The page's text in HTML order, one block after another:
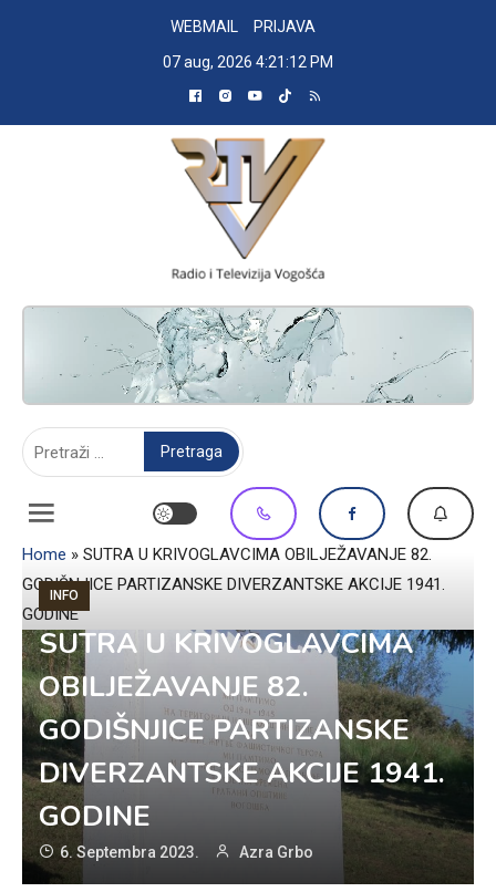
WEBMAIL
PRIJAVA
07 aug, 2026 4:21:13 PM
RADIO TELEVIZIJA VOGOŠĆA
Home » SUTRA U KRIVOGLAVCIMA OBILJEŽAVANJE 82.
GODIŠNJICE PARTIZANSKE DIVERZANTSKE AKCIJE 1941.
GODINE
INFO
SUTRA U KRIVOGLAVCIMA
OBILJEŽAVANJE 82.
GODIŠNJICE PARTIZANSKE
DIVERZANTSKE AKCIJE 1941.
GODINE
6. Septembra 2023. Azra Grbo